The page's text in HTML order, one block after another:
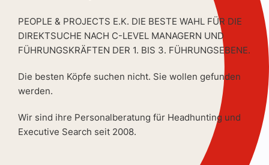
PEOPLE & PROJECTS E.K. DIE BESTE WAHL FÜR DIE
DIREKTSUCHE NACH C-LEVEL MANAGERN UND
FÜHRUNGSKRÄFTEN DER 1. BIS 3. FÜHRUNGSEBENE.
Die besten Köpfe suchen nicht. Sie wollen gefunden
werden.
Wir sind ihre Personalberatung für Headhunting und
Executive Search seit 2008.